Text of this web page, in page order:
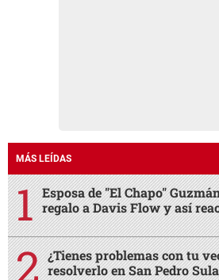
MÁS LEÍDAS
Esposa de "El Chapo"
regalo a Davis Flow y así
¿Tienes problemas con tu
resolverlo en San Pedro Sula